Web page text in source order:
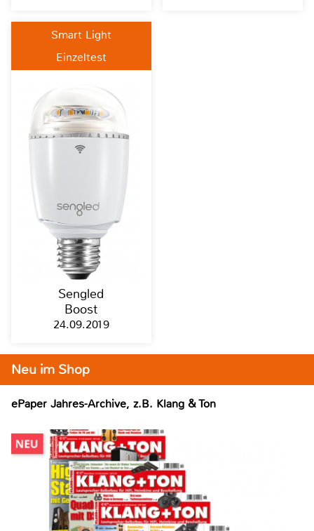
Smart Light
Einzeltest
Sengled
Boost
24.09.2019
Neu im Shop
ePaper Jahres-Archive, z.B. Klang & Ton